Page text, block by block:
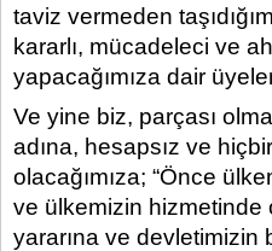
taviz vermeden
kararlı, mücadeleci ve
yapacağımıza dair
Ve yine biz, parçası
adına, hesapsız ve
olacağımıza; “Önce
ve ülkemizin hizmetinde
yararına ve devletimizin